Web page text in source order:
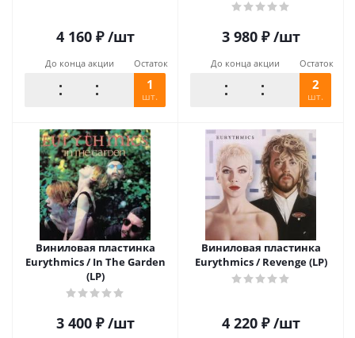
4 160₽ /шт
До конца акции Остаток
1
шт.
3 980₽ /шт
До конца акции Остаток
2
шт.
Виниловая пластинка
Eurythmics / In The Garden
(LP)
3 400₽ /шт
Виниловая пластинка
Eurythmics / Revenge (LP)
4 220₽ /шт